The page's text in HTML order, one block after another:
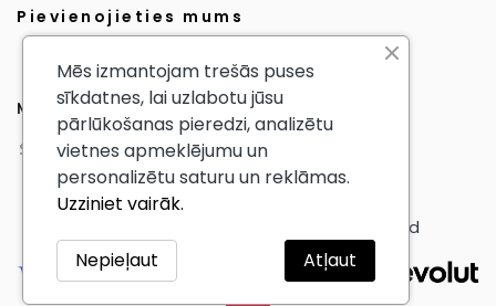
Pievienojieties mums
Mūsu partneri
© AmericanTourister - All Rights Reserved
Mēs izmantojam trešās puses
sīkdatnes, lai uzlabotu jūsu
pārlūkošanas pieredzi, analizētu
vietnes apmeklējumu un
personalizētu saturu un reklāmas.
Uzziniet vairāk.
Atļaut
Nepieļaut